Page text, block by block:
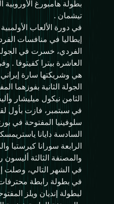
بطولة هامبورغ
تيشمان .
في دورة الألعاب
إيطاليا في منافسات
الفردي، خسرت في
العاشرة بيترا كفيتوفا
هي وشريكتها سارة إيراني
الجولة الثانية بفوزهما
الثامن نيكول ميليشار
في سبتمبر، فازت بأول
سلوفينيا المفتوحة في
السادسة دايانا
الرابعة سورانا كيرستيا
والمصنفة الثالثة
في الشهر التالي، وصلت
لبطولة إنديان ويلز